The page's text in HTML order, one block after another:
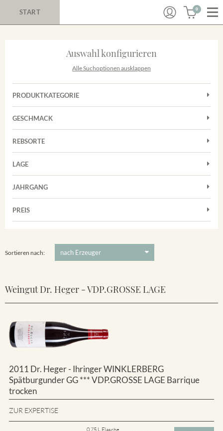
START 0
Auswahl konfigurieren
Alle Suchoptionen ausklappen
PRODUKTKATEGORIE
Cuvées
Rosé
Weißwein
GESCHMACK
Trocken
REBSORTE
Chardonnay
Grauburgunder
Riesling
LAGE
Achkarrer Schlossberg
Vorderer Winklerberg
Winklerberg Hinter Winklen
JAHRGANG
PREIS
Sortieren nach:
Weingut Dr. Heger - VDP.GROSSE LAGE
2011 Dr. Heger - Ihringer WINKLERBERG
Spätburgunder GG *** VDP.GROSSE LAGE Barrique
trocken
ZUR EXPERTISE
0.75 L Flasche